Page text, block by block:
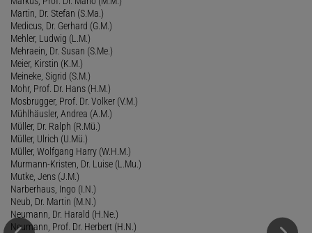
Martin, Dr. Stefan (S.Ma.)
Medicus, Dr. Gerhard (G.M.)
Mehler, Ludwig (L.M.)
Mehraein, Dr. Susan (S.Me.)
Meier, Kirstin (K.M.)
Meineke, Sigrid (S.M.)
Mohr, Prof. Dr. Hans (H.M.)
Mosbrugger, Prof. Dr. Volker (V.M.)
Mühlhäusler, Andrea (A.M.)
Müller, Dr. Ralph (R.Mü.)
Müller, Ulrich (U.Mü.)
Müller, Wolfgang Harry (W.H.M.)
Murmann-Kristen, Dr. Luise (L.Mu.)
Mutke, Jens (J.M.)
Narberhaus, Ingo (I.N.)
Neub, Dr. Martin (M.N.)
Neumann, Dr. Harald (H.Ne.)
Neumann, Prof. Dr. Herbert (H.N.)